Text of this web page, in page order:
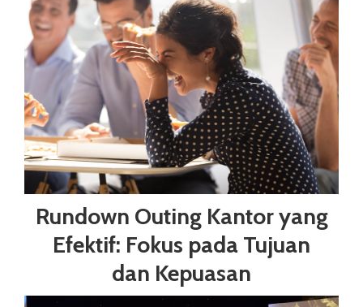
Rundown Outing Kantor yang
Efektif: Fokus pada Tujuan
dan Kepuasan